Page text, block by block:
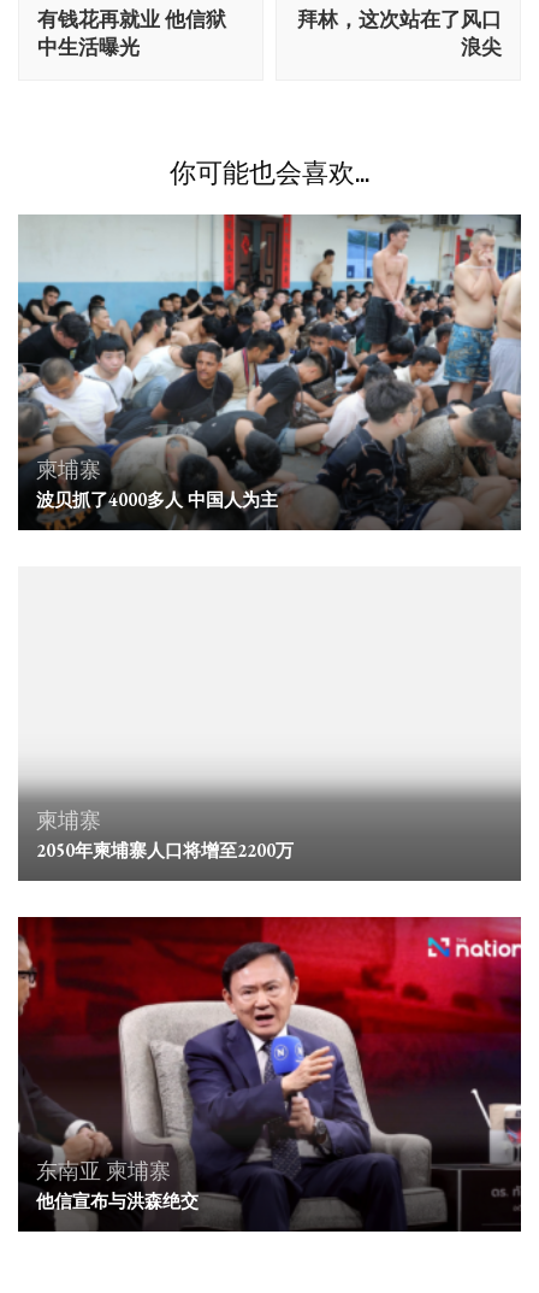
导
有钱花再就业 他信狱
中生活曝光
拜林，这次站在了风口
浪尖
你可能也会喜欢...
柬埔寨
波贝抓了4000多人 中国人为主
柬埔寨
2050年柬埔寨人口将增至2200万
东南亚 柬埔寨
他信宣布与洪森绝交